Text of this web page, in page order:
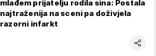
mlađem prijatelju rodila sina: Postala
najtraženija na sceni pa doživjela
razorni infarkt